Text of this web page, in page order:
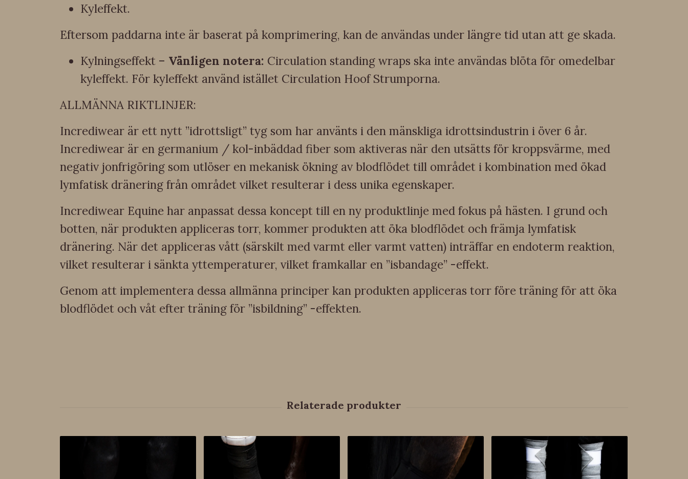
Kyleffekt.
Eftersom paddarna inte är baserat på komprimering, kan de användas under längre tid utan att ge skada.
Kylningseffekt – Vänligen notera: Circulation standing wraps ska inte användas blöta för omedelbar
kyleffekt. För kyleffekt använd istället Circulation Hoof Strumporna.
ALLMÄNNA RIKTLINJER:
Incrediwear är ett nytt ”idrottsligt” tyg som har använts i den mänskliga idrottsindustrin i över 6 år.
Incrediwear är en germanium / kol-inbäddad fiber som aktiveras när den utsätts för kroppsvärme, med
negativ jonfrigöring som utlöser en mekanisk ökning av blodflödet till området i kombination med ökad
lymfatisk dränering från området vilket resulterar i dess unika egenskaper.
Incrediwear Equine har anpassat dessa koncept till en ny produktlinje med fokus på hästen. I grund och
botten, när produkten appliceras torr, kommer produkten att öka blodflödet och främja lymfatisk
dränering. När det appliceras vått (särskilt med varmt eller varmt vatten) inträffar en endoterm reaktion,
vilket resulterar i sänkta yttemperaturer, vilket framkallar en ”isbandage” -effekt.
Genom att implementera dessa allmänna principer kan produkten appliceras torr före träning för att öka
blodflödet och våt efter träning för ”isbildning” -effekten.